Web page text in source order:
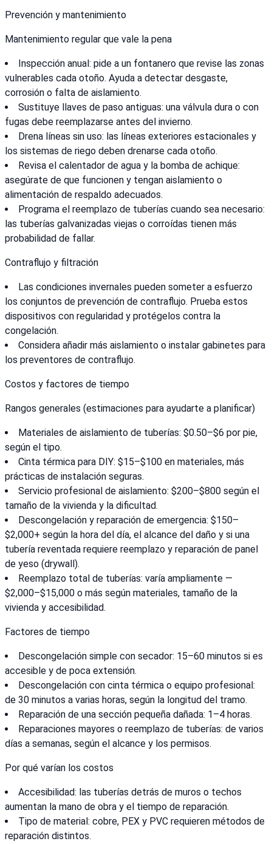
Prevención y mantenimiento
Mantenimiento regular que vale la pena
Inspección anual: pide a un fontanero que revise las zonas
vulnerables cada otoño. Ayuda a detectar desgaste,
corrosión o falta de aislamiento.
Sustituye llaves de paso antiguas: una válvula dura o con
fugas debe reemplazarse antes del invierno.
Drena líneas sin uso: las líneas exteriores estacionales y
los sistemas de riego deben drenarse cada otoño.
Revisa el calentador de agua y la bomba de achique:
asegúrate de que funcionen y tengan aislamiento o
alimentación de respaldo adecuados.
Programa el reemplazo de tuberías cuando sea necesario:
las tuberías galvanizadas viejas o corroídas tienen más
probabilidad de fallar.
Contraflujo y filtración
Las condiciones invernales pueden someter a esfuerzo
los conjuntos de prevención de contraflujo. Prueba estos
dispositivos con regularidad y protégelos contra la
congelación.
Considera añadir más aislamiento o instalar gabinetes para
los preventores de contraflujo.
Costos y factores de tiempo
Rangos generales (estimaciones para ayudarte a planificar)
Materiales de aislamiento de tuberías: $0.50–$6 por pie,
según el tipo.
Cinta térmica para DIY: $15–$100 en materiales, más
prácticas de instalación seguras.
Servicio profesional de aislamiento: $200–$800 según el
tamaño de la vivienda y la dificultad.
Descongelación y reparación de emergencia: $150–
$2,000+ según la hora del día, el alcance del daño y si una
tubería reventada requiere reemplazo y reparación de panel
de yeso (drywall).
Reemplazo total de tuberías: varía ampliamente —
$2,000–$15,000 o más según materiales, tamaño de la
vivienda y accesibilidad.
Factores de tiempo
Descongelación simple con secador: 15–60 minutos si es
accesible y de poca extensión.
Descongelación con cinta térmica o equipo profesional:
de 30 minutos a varias horas, según la longitud del tramo.
Reparación de una sección pequeña dañada: 1–4 horas.
Reparaciones mayores o reemplazo de tuberías: de varios
días a semanas, según el alcance y los permisos.
Por qué varían los costos
Accesibilidad: las tuberías detrás de muros o techos
aumentan la mano de obra y el tiempo de reparación.
Tipo de material: cobre, PEX y PVC requieren métodos de
reparación distintos.